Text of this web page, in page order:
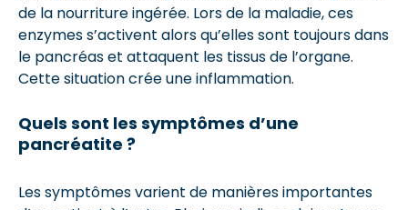
de la nourriture ingérée. Lors de la maladie, ces
enzymes s’activent alors qu’elles sont toujours dans
le pancréas et attaquent les tissus de l’organe.
Cette situation crée une inflammation.
Quels sont les symptômes d’une
pancréatite ?
Les symptômes varient de manières importantes